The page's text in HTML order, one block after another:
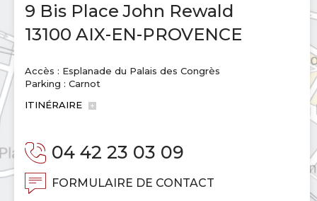
9 Bis Place John Rewald
13100 AIX-EN-PROVENCE
Accès : Esplanade du Palais des Congrès
Parking : Carnot
ITINÉRAIRE
04 42 23 03 09
FORMULAIRE DE CONTACT